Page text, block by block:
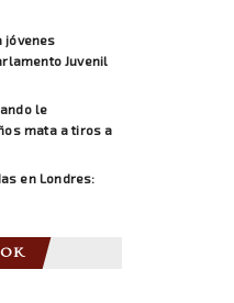
jóvenes
Juvenil
le
mata a tiros a
en Londres: